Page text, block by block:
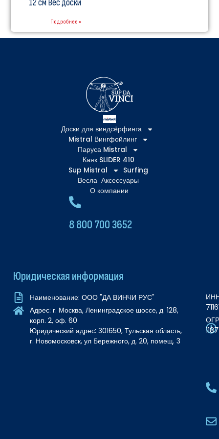
12 см Вес доски
Подробнее »
Доски для виндсёрфинга
Mistral Вингфойлинг
Паруса Mistral
Каяк SLIDER 410
Sup Mistral
Surfing
Весла Аксессуары
О компании
8 800 700 3652
Юридическая информация
Наименование: ООО "ДА ВИНЧИ РУС"
Адрес: г. Москва, Ленинградское шоссе, д. 128,
корп. 2, оф. 60
Юридический адрес: 301650, Тульская область,
г. Новомосковск, ул Бережного, д. 20, помещ. 3